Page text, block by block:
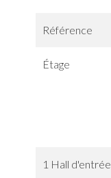
Référence
Étage
1 Hall d'entrée